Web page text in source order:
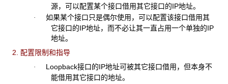
源，可以配置某个接口借用其它接口的IP地址。
· 如果某个接口只是偶尔使用，可以配置该接口借用其
它接口的IP地址，而不必让其一直占用一个单独的IP
地址。
2. 配置限制和指导
· Loopback接口的IP地址可被其它接口借用，但本身不
能借用其它接口的地址。